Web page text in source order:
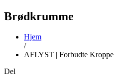
Brødkrumme
Hjem
/
AFLYST | Forbudte Kroppe
Del